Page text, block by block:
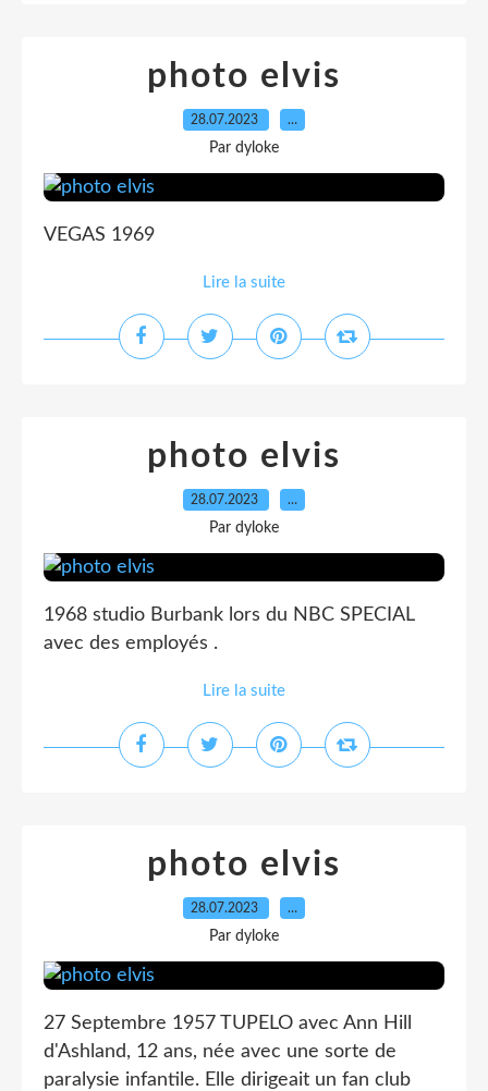
photo elvis
28.07.2023 …
Par dyloke
VEGAS 1969
Lire la suite
photo elvis
28.07.2023 …
Par dyloke
1968 studio Burbank lors du NBC SPECIAL
avec des employés .
Lire la suite
photo elvis
28.07.2023 …
Par dyloke
27 Septembre 1957 TUPELO avec Ann Hill
d'Ashland, 12 ans, née avec une sorte de
paralysie infantile. Elle dirigeait un fan club